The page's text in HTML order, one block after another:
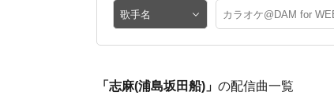
「志麻(浦島坂田船)」 の配信曲一覧